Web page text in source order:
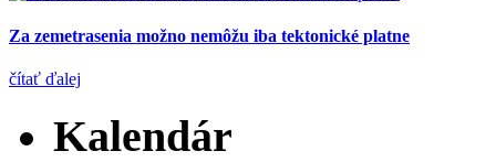
Za zemetrasenia možno nemôžu iba tektonické platne
čítať ďalej
Kalendár